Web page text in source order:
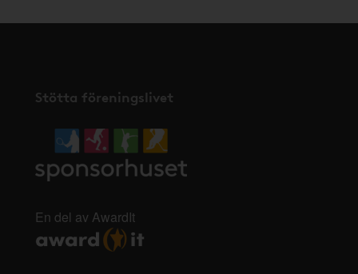
Stötta föreningslivet
En del av AwardIt